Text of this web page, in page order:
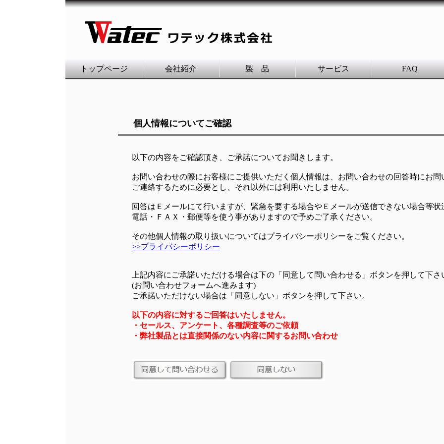
トップページ 会社紹介 製 品 サービス FAQ
個人情報についてご確認
以下の内容をご確認頂き、ご承諾についてお聞きします。
お問い合わせの際にお客様にご提供いただく個人情報は、お問い合わせの回答時にお
ご連絡するために必要とし、それ以外には利用いたしません。
回答はＥメールにて行いますが、緊急を要する場合やＥメールが送信できない場合等状
電話・ＦＡＸ・郵便等を使う事がありますので予めご了承ください。
その他個人情報の取り扱いについてはプライバシーポリシーをご覧ください。
>>プライバシーポリシー
上記内容にご承諾いただける場合は下の「同意して問い合わせる」ボタンを押して下さ
(お問い合わせフォームへ進みます)
ご承諾いただけない場合は「同意しない」ボタンを押して下さい。
以下の内容に対するご回答はいたしません。
・セールス、アンケート、各種調査等のご依頼
・弊社製品とは直接関係のない内容に関するお問い合わせ